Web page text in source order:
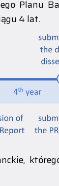
Planu
4 lat.